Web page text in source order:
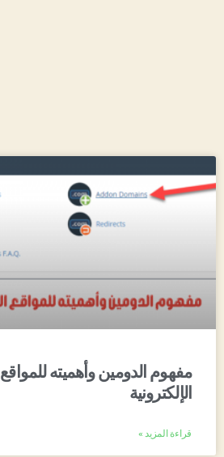
مفهوم الدومين وأهميته للمواقع
الإلكترونية
قراءة المزيد »